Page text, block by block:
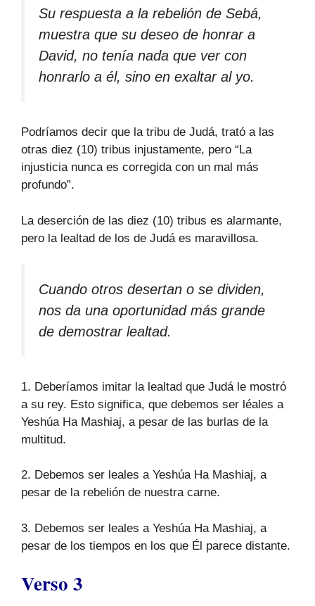
Su respuesta a la rebelión de Sebá,
muestra que su deseo de honrar a
David, no tenía nada que ver con
honrarlo a él, sino en exaltar al yo.
Podríamos decir que la tribu de Judá, trató a las
otras diez (10) tribus injustamente, pero “La
injusticia nunca es corregida con un mal más
profundo”.
La deserción de las diez (10) tribus es alarmante,
pero la lealtad de los de Judá es maravillosa.
Cuando otros desertan o se dividen,
nos da una oportunidad más grande
de demostrar lealtad.
1. Deberíamos imitar la lealtad que Judá le mostró
a su rey. Esto significa, que debemos ser léales a
Yeshúa Ha Mashiaj, a pesar de las burlas de la
multitud.
2. Debemos ser leales a Yeshúa Ha Mashiaj, a
pesar de la rebelión de nuestra carne.
3. Debemos ser leales a Yeshúa Ha Mashiaj, a
pesar de los tiempos en los que Él parece distante.
Verso 3